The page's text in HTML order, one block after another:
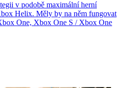
v podobě maximální herní
Helix. Měly by na něm fungovat
One, Xbox One S / Xbox One